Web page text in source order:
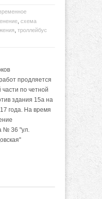
, схема
, троллейбус
продляется
по четной
здания 15а на
года. На время
№ 36 "ул.